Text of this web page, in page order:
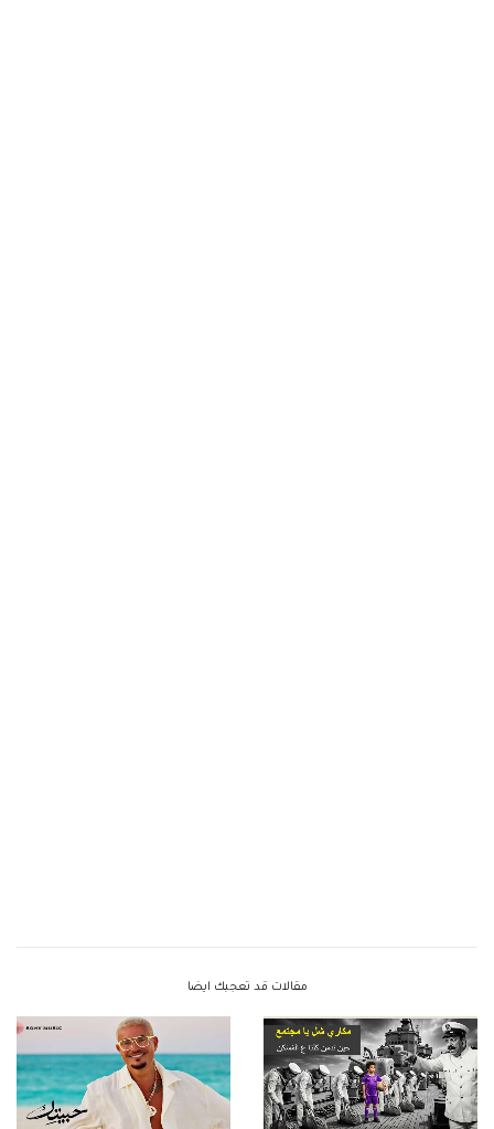
مقالات قد تعجبك ايضا